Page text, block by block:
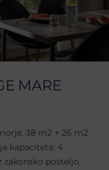
MARE
38 m2 + 26 m2
kapaciteta: 4
zakonsko posteljo,